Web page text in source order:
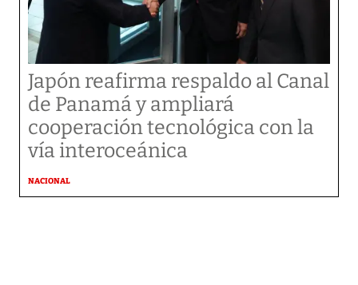
Japón reafirma respaldo al Canal
de Panamá y ampliará
cooperación tecnológica con la
vía interoceánica
NACIONAL